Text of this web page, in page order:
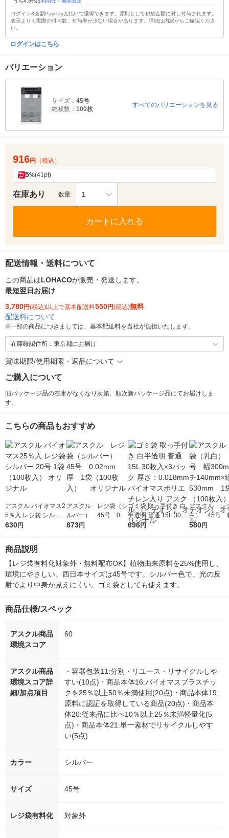
ログイン&全額PayPay支払いで獲得できます。原則として税抜金額に対し付与されます。
表示よりも実際の付与数、付与率が少ない場合があります。詳細は内訳からご確認くださ
い。
ログインはこちら
バリエーション
サイズ： 45号
総枚数： 100枚
すべてのバリエーションを見る
916円 （税込）
5%(41pt)
在庫あり 数量 1
カートに入れる
配送情報・送料について
この商品はLOHACOが販売・発送します。
最短翌日お届け
3,780円(税込)以上で基本配送料550円(税込)無料
配送料について
※一部の商品につきましては、基本配送料を当社が負担いたします。
在庫確認住所：東京都にお届け
賞味期限/使用期限・返品について
ご購入について
旧パッケージ品の在庫がなくなり次第、順次新パッケージ品にてお届けしま
す。
こちらの商品もおすすめ
アスクル バイオマス2
5％入 レジ袋 シルバ
ー 20号 1袋（100枚
630円
アスクル レジ袋（シ
ルバー） 45号 0.0
2mm厚 1袋（100枚
873円
ゴミ袋 取っ手付き 白
半透明 普通 15L 30枚
入×3パック 厚さ：0.0
リジナル
696円
アスクル レ
白） 45号
m×マチ
580円
商品説明
【レジ袋有料化対象外・無料配布OK】植物由来原料を25%使用し、
環境にやさしい。西日本サイズは45号です。シルバー色で、光の反
射でより中身が見えにくい。ゴミ袋としても使えます。
商品仕様/スペック
アスクル商品
環境スコア
60
アスクル商品
環境スコア詳
細/加点項目
・容器包装11:分別・リユース・リサイクルしや
すい(10点)・商品本体16:バイオマスプラスチッ
クを25％以上50％未満使用(20点)・商品本体19:
原料に認証を取得している商品(20点)・商品本
体20:従来品に比べ10％以上25％未満軽量化(5
点)・商品本体21:単一素材でリサイクルしやす
い(5点)
カラー シルバー
サイズ 45号
レジ袋有料化 対象外